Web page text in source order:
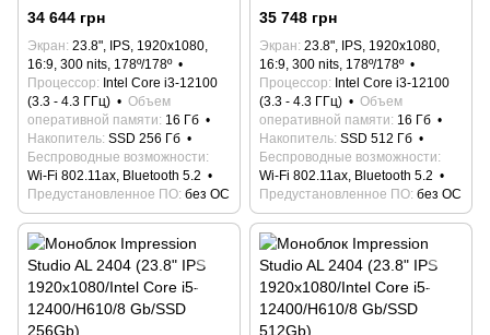
1920x1080/Intel Core i3-
12100/H610/16 Gb/SSD 256Gb)
34 644 грн
Экран 23.8", IPS, 1920x1080,
16:9, 300 nits, 178º/178º
Процессор Intel Core i3-12100
(3.3 - 4.3 ГГц)
Объем
оперативной памяти 16 Гб
Накопитель SSD 256 Гб
Беспроводные возможности
Wi-Fi 802.11ax, Bluetooth 5.2
Предустановленное ПО без ОС
1920x1080/Intel Core i3-
12100/H610/16 Gb/SSD 512Gb)
35 748 грн
Экран 23.8", IPS, 1920x1080,
16:9, 300 nits, 178º/178º
Процессор Intel Core i3-12100
(3.3 - 4.3 ГГц)
Объем
оперативной памяти 16 Гб
Накопитель SSD 512 Гб
Беспроводные возможности
Wi-Fi 802.11ax, Bluetooth 5.2
Предустановленное ПО без ОС